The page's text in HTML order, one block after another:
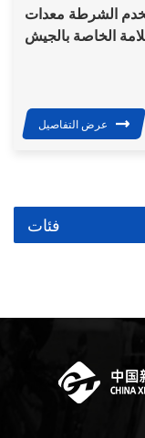
الشرطة معدات
الخاصة بالجيش
عرض التفاصيل
فئات